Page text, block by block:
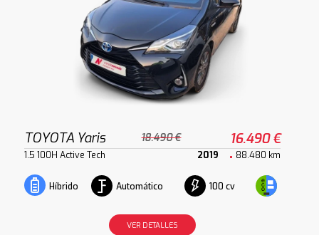
TOYOTA Yaris 18.490 € 16.490 €
1.5 100H Active Tech 2019 88.480 km
Híbrido Automático 100 cv
VER DETALLES